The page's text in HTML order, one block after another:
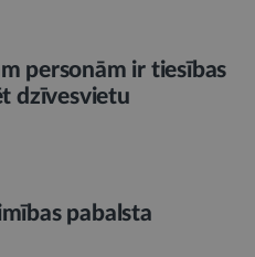
personām ir tiesības
dzīvesvietu
pabalsta